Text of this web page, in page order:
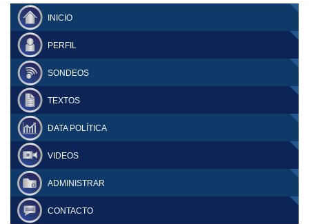
INICIO
PERFIL
SONDEOS
TEXTOS
DATA POLÍTICA
VIDEOS
ADMINISTRAR
CONTACTO